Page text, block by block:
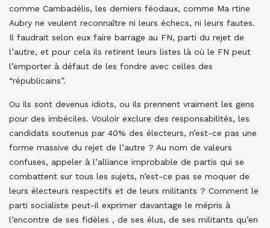
comme Cambadélis, les derniers féodaux, comme Ma rtine
Aubry ne veulent reconnaître ni leurs échecs, ni leurs fautes.
Il faudrait selon eux faire barrage au FN, parti du rejet de
l’autre, et pour cela ils retirent leurs listes là où le FN peut
l’emporter à défaut de les fondre avec celles des
“républicains”.
Ou ils sont devenus idiots, ou ils prennent vraiment les gens
pour des imbéciles. Vouloir exclure des responsabilités, les
candidats soutenus par 40% des électeurs, n’est-ce pas une
forme massive du rejet de l’autre ? Au nom de valeurs
confuses, appeler à l’alliance improbable de partis qui se
combattent sur tous les sujets, n’est-ce pas se moquer de
leurs électeurs respectifs et de leurs militants ? Comment le
parti socialiste peut-il exprimer davantage le mépris à
l’encontre de ses fidèles , de ses élus, de ses militants qu’en